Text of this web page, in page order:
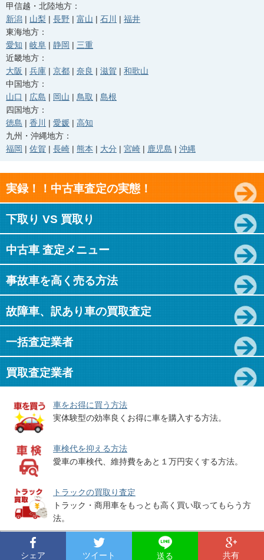
甲信越・北陸地方：
新潟 | 山梨 | 長野 | 富山 | 石川 | 福井
東海地方：
愛知 | 岐阜 | 静岡 | 三重
近畿地方：
大阪 | 兵庫 | 京都 | 奈良 | 滋賀 | 和歌山
中国地方：
山口 | 広島 | 岡山 | 鳥取 | 島根
四国地方：
徳島 | 香川 | 愛媛 | 高知
九州・沖縄地方：
福岡 | 佐賀 | 長崎 | 熊本 | 大分 | 宮崎 | 鹿児島 | 沖縄
実録！！中古車査定の実態！
下取り VS 買取り
中古車 査定メニュー
事故車を高く売る方法
故障車、訳あり車の買取査定
一括査定業者
買取査定業者
車をお得に買う方法
実体験型の効率良くお得に車を購入する方法。
車検代を抑える方法
愛車の車検代、維持費をあと１万円安くする方法。
トラックの買取り査定
トラック・商用車をもっとも高く買い取ってもらう方
法。
シェア ツイート 送る 共有